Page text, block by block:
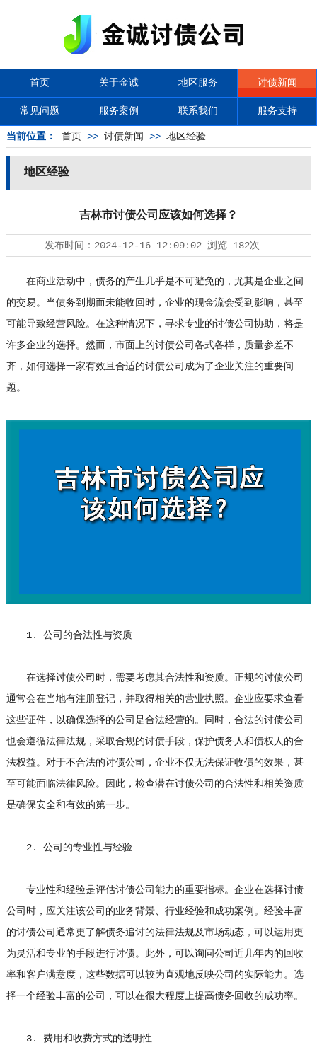
首页 关于金诚 地区服务 讨债新闻
常见问题 服务案例 联系我们 服务支持
当前位置： 首页 >> 讨债新闻 >> 地区经验
地区经验
吉林市讨债公司应该如何选择？
发布时间： 2024-12-16 12:09:02浏览 182次
在商业活动中，债务的产生几乎是不可避免的，尤其是企业之间
的交易。当债务到期而未能收回时，企业的现金流会受到影响，甚至
可能导致经营风险。在这种情况下，寻求专业的讨债公司 协助，将是
许多企业的选择。然而，市面上的讨债公司各式各样，质量参差不
齐，如何选择一家有效且合适的讨债公司成为了企业关注的重要问
题。
1. 公司的合法性与资质
在选择讨债公司时，需要考虑其合法性和资质。正规的讨债公司
通常会在当地有注册登记，并取得相关的营业执照。企业应要求查看
这些证件，以确保选择的公司是合法经营的。同时，合法的讨债公司
也会遵循法律法规，采取合规的讨债手段，保护债务人和债权人的合
法权益。对于不合法的讨债公司，企业不仅无法保证收债的效果，甚
至可能面临法律风险。因此，检查潜在讨债公司的合法性和相关资质
是确保安全和有效的第一步。
2. 公司的专业性与经验
专业性和经验是评估讨债公司能力的重要指标。企业在选择讨债
公司时，应关注该公司的业务背景、行业经验和成功案例。经验丰富
的讨债公司通常更了解债务追讨的法律法规及市场动态，可以运用更
为灵活和专业的手段进行讨债。此外，可以询问公司近几年内的回收
率和客户满意度，这些数据可以较为直观地反映公司的实际能力。选
择一个经验丰富的公司，可以在很大程度上提高债务回收的成功率。
3. 费用和收费方式的透明性